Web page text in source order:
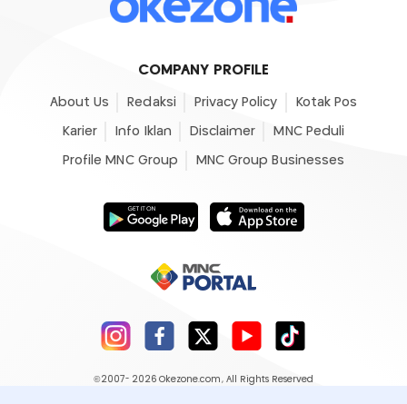
COMPANY PROFILE
About Us Redaksi Privacy Policy Kotak Pos
Karier Info Iklan Disclaimer MNC Peduli
Profile MNC Group MNC Group Businesses
©2007- 2026 Okezone.com , All Rights Reserved